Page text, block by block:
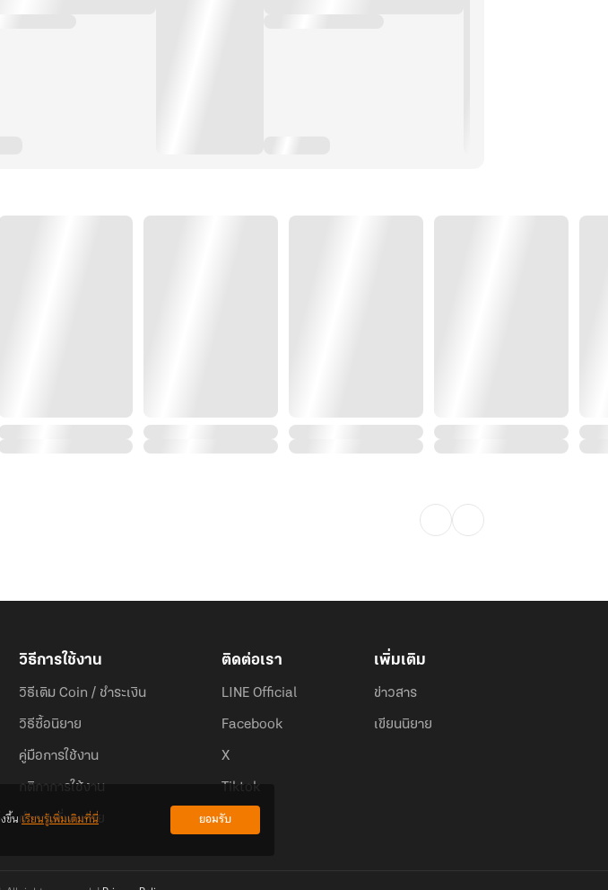
วิธีการใช้งาน
วิธีเติม Coin / ชำระเงิน
วิธีซื้อนิยาย
คู่มือการใช้งาน
กติกาการใช้งาน
คำถามที่พบบ่อย
ติดต่อเรา
LINE Official
Facebook
X
Tiktok
เพิ่มเติม
ข่าวสาร
เขียนนิยาย
ขึ้นเรียนรู้เพิ่มเติมที่นี่ ยอมรับ